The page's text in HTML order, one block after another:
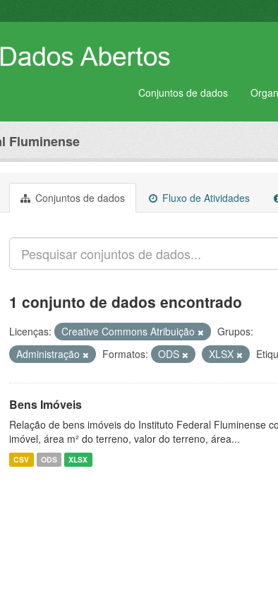
Conjuntos de dados
Fluminense
Conjuntos de dados Fluxo de Atividades
1 conjunto de dados encontrado
Licenças: Creative Commons Atribuição
Grupos:
Administração
Formatos: ODS XLSX
Bens Imóveis
Relação de bens imóveis do Instituto Federal Fluminense
imóvel, área m² do terreno, valor do terreno, área...
CSV ODS XLSX